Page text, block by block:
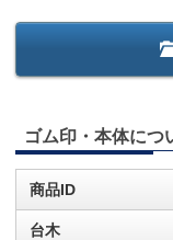
ゴム印・本体につ
商品ID
台木